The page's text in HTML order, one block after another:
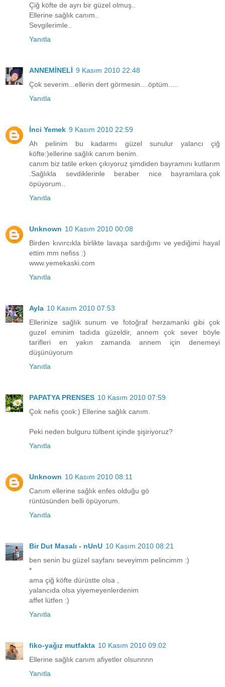
Çiğ köfte de ayrı bir güzel olmuş..
Ellerine sağlık canım..
Sevgilerimle..
Yanıtla
ANNEMİNELİ 9 Kasım 2010 22:48
Çok severim...ellerin dert görmesin....öptüm.....
Yanıtla
İnci Yemek 9 Kasım 2010 22:59
Ah pelinim bu kadarmı güzel sunulur yalancı çiğ
köfte:)ellerine sağlık canım benim.
canım biz tatile erken çıkıyoruz şimdiden bayramını kutlarım
.Sağlıkla sevdiklerinle beraber nice bayramlara.çok
öpüyorum..
Yanıtla
Unknown 10 Kasım 2010 00:08
Birden kıvırcıkla birlikte lavaşa sardığımı ve yediğimi hayal
ettim mm nefiss :)
www.yemekaski.com
Yanıtla
Ayla 10 Kasım 2010 07:53
Ellerinize sağlık sunum ve fotoğraf herzamanki gibi çok
guzel eminim tadıda güzeldir, annem çok sever böyle
tarifleri en yakın zamanda annem için denemeyi
düşünüyorum
Yanıtla
PAPATYA PRENSES 10 Kasım 2010 07:59
Çok nefis çook:) Ellerine sağlık canım.
Peki neden bulguru tülbent içinde şişiriyoruz?
Yanıtla
Unknown 10 Kasım 2010 08:11
Canım ellerine sağlık enfes olduğu gö
rüntüsünden belli öpüyorum.
Yanıtla
Bir Dut Masalı - nUnU 10 Kasım 2010 08:21
ben senin bu güzel sayfanı seveyimm pelincimm :)
*
ama çiğ köfte dürüstte olsa ,
yalancıda olsa yiyemeyenlerdenim
affet lütfen :)
Yanıtla
fiko-yağız mutfakta 10 Kasım 2010 09:02
Ellerine sağlık canım afiyetler olsunnnn
Yanıtla